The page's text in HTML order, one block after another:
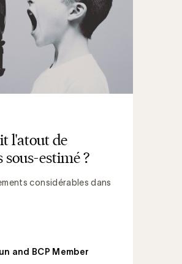
l'atout de
estimé ?
considérables dans
and BCP Member